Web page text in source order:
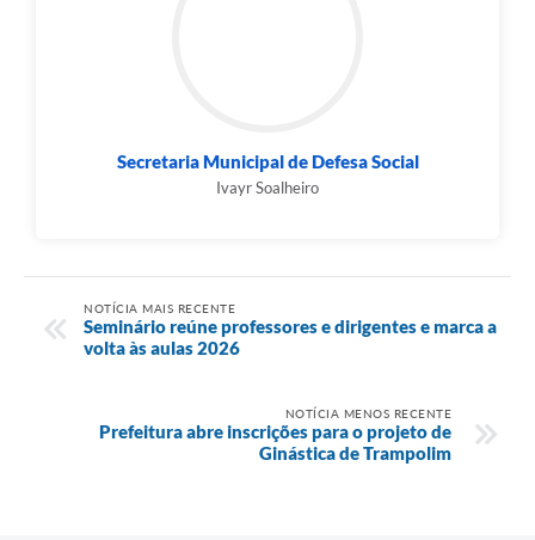
Secretaria Municipal de Defesa Social
Ivayr Soalheiro
NOTÍCIA MAIS RECENTE
Seminário reúne professores e dirigentes e marca a
volta às aulas 2026
NOTÍCIA MENOS RECENTE
Prefeitura abre inscrições para o projeto de
Ginástica de Trampolim